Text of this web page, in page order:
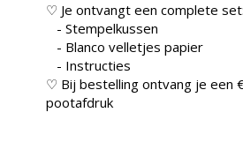
♡ Je ontvangt een complete set:
- Stempelkussen
- Blanco velletjes papier
- Instructies
♡ Bij bestelling ontvang je een
pootafdruk